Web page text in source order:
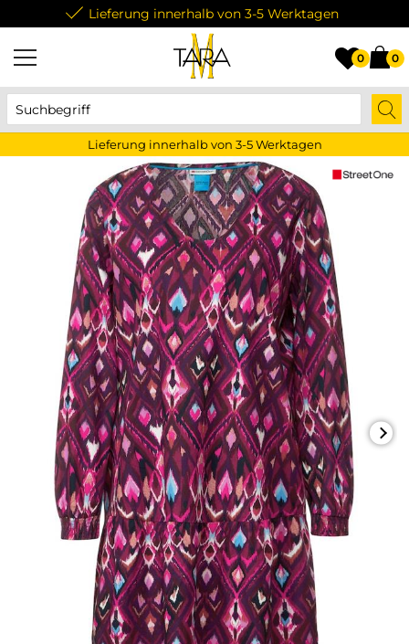
Lieferung innerhalb von 3-5 Werktagen
0 0
Lieferung innerhalb von 3-5 Werktagen